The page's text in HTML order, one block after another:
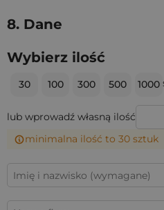
8. Dane
Wybierz ilość
30 100 300 500 1000
lub wprowadź własną ilość
minimalna ilość to 30 sztuk